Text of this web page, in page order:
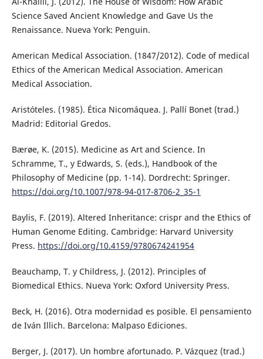
Science Saved Ancient Knowledge and Gave Us the
Renaissance. Nueva York: Penguin.
American Medical Association. (1847/2012). Code of medical
Ethics of the American Medical Association. American
Medical Association.
Aristóteles. (1985). Ética Nicomáquea. J. Pallí Bonet (trad.)
Madrid: Editorial Gredos.
Bærøe, K. (2015). Medicine as Art and Science. In
Schramme, T., y Edwards, S. (eds.), Handbook of the
Philosophy of Medicine (pp. 1-14). Dordrecht: Springer.
https://doi.org/10.1007/978-94-017-8706-2_35-1
Baylis, F. (2019). Altered Inheritance: crispr and the Ethics of
Human Genome Editing. Cambridge: Harvard University
Press. https://doi.org/10.4159/9780674241954
Beauchamp, T. y Childress, J. (2012). Principles of
Biomedical Ethics. Nueva York: Oxford University Press.
Beck, H. (2016). Otra modernidad es posible. El pensamiento
de Iván Illich. Barcelona: Malpaso Ediciones.
Berger, J. (2017). Un hombre afortunado. P. Vázquez (trad.)